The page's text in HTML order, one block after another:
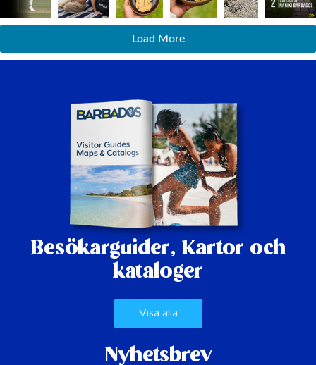
Load More
Besökarguider, Kartor och
kataloger
Visa alla
Nyhetsbrev